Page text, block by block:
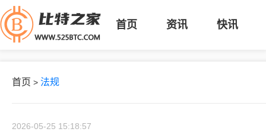
首页 资讯 快讯
首页 > 法规
2026-05-25 15:18:57